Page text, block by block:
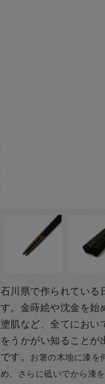
石川県で作られている
す。金蒔絵や沈金を始
塗肌など、全てにおい
をうかがい知ることが
です。
お箸の木地に漆を
め、さらに砥いでから漆